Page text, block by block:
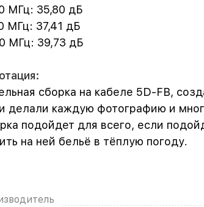
МГц: 35,80 дБ
МГц: 37,41 дБ
МГц: 39,73 дБ
сборка на кабеле 5D-FB,
делали каждую фотографию и
подойдет для всего, если
на ней бельё в тёплую погоду.